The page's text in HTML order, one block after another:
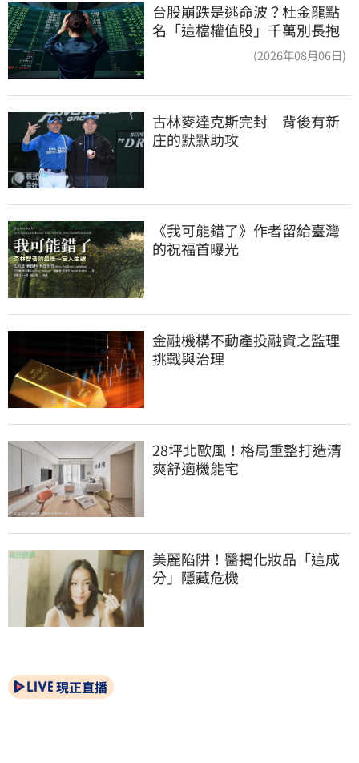
台股崩跌是逃命波？杜金龍點
名「這檔權值股」千萬別長抱
(2026年08月06日)
古林麥達克斯完封　背後有新
庄的默默助攻
《我可能錯了》作者留給臺灣
的祝福首曝光
金融機構不動產投融資之監理
挑戰與治理
28坪北歐風！格局重整打造清
爽舒適機能宅
美麗陷阱！醫揭化妝品「這成
分」隱藏危機
現正直播